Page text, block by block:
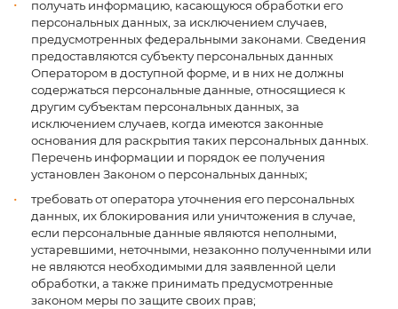
получать информацию, касающуюся обработки его
персональных данных, за исключением случаев,
предусмотренных федеральными законами. Сведения
предоставляются субъекту персональных данных
Оператором в доступной форме, и в них не должны
содержаться персональные данные, относящиеся к
другим субъектам персональных данных, за
исключением случаев, когда имеются законные
основания для раскрытия таких персональных данных.
Перечень информации и порядок ее получения
установлен Законом о персональных данных;
требовать от оператора уточнения его персональных
данных, их блокирования или уничтожения в случае,
если персональные данные являются неполными,
устаревшими, неточными, незаконно полученными или
не являются необходимыми для заявленной цели
обработки, а также принимать предусмотренные
законом меры по защите своих прав;